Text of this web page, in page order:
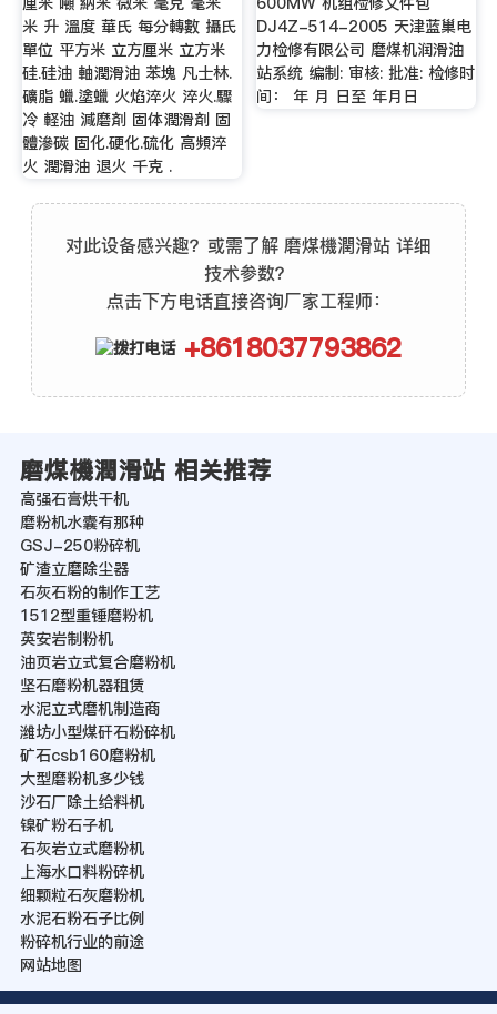
米 升 溫度 華氏 每分轉數 攝氏
單位 平方米 立方厘米 立方米
硅.硅油 軸潤滑油 苯塊 凡士林.
礦脂 蠟.塗蠟 火焰淬火 淬火.驟
冷 軽油 減磨剤 固体潤滑剤 固
體滲碳 固化.硬化.硫化 高頻淬
火 潤滑油 退火 千克 .
DJ4Z-514-2005 天津蓝巢电
力检修有限公司 磨煤机润滑油
站系统 编制: 审核: 批准: 检修时
间： 年 月 日至 年月日
对此设备感兴趣？或需了解 磨煤機潤滑站 详细
技术参数？
点击下方电话直接咨询厂家工程师：
+8618037793862
磨煤機潤滑站 相关推荐
高强石膏烘干机
磨粉机水囊有那种
GSJ-250粉碎机
矿渣立磨除尘器
石灰石粉的制作工艺
1512型重锤磨粉机
英安岩制粉机
油页岩立式复合磨粉机
坚石磨粉机器租赁
水泥立式磨机制造商
潍坊小型煤矸石粉碎机
矿石csb160磨粉机
大型磨粉机多少钱
沙石厂除土给料机
镍矿粉石子机
石灰岩立式磨粉机
上海水口料粉碎机
细颗粒石灰磨粉机
水泥石粉石子比例
粉碎机行业的前途
网站地图